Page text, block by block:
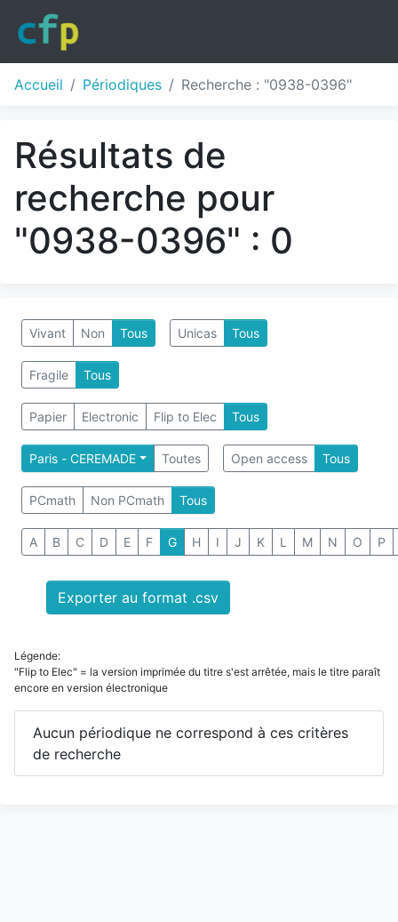
Accueil Périodiques Recherche : "0938-0396"
Résultats de
recherche pour
"0938-0396" : 0
Vivant Non Tous Unicas Tous
Fragile Tous
Papier Electronic Flip to Elec Tous
Paris - CEREMADE Toutes Open access Tous
PCmath Non PCmath Tous
A B C D E F G H I J K L M N O P
Exporter au format .csv
Légende:
"Flip to Elec" = la version imprimée du titre s'est arrêtée, mais le titre paraît
encore en version électronique
Aucun périodique ne correspond à ces critères
de recherche